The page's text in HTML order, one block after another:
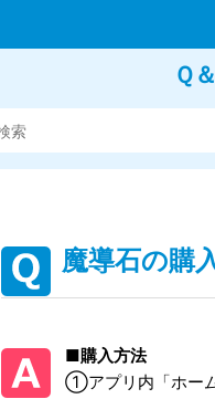
Ｑ
魔導石の購
■購入方法
①アプリ内「ホーム